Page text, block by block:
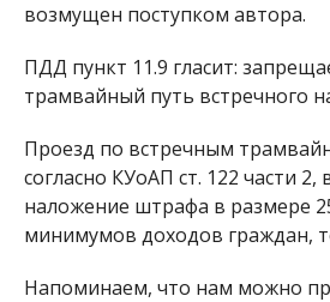
возмущен поступком автора.
ПДД пункт 11.9 гласит:
трамвайный путь встречного
Проезд по встречным
согласно КУоАП ст. 122 части 2,
наложение штрафа в размере
минимумов доходов граждан,
Напоминаем, что нам можно